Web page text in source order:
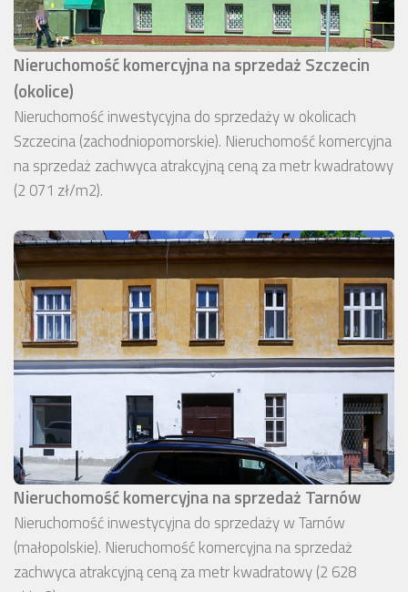
Nieruchomość komercyjna na sprzedaż Szczecin
(okolice)
Nieruchomość inwestycyjna do sprzedaży w okolicach
Szczecina (zachodniopomorskie). Nieruchomość komercyjna
na sprzedaż zachwyca atrakcyjną ceną za metr kwadratowy
(2 071 zł/m2).
Nieruchomość komercyjna na sprzedaż Tarnów
Nieruchomość inwestycyjna do sprzedaży w Tarnów
(małopolskie). Nieruchomość komercyjna na sprzedaż
zachwyca atrakcyjną ceną za metr kwadratowy (2 628